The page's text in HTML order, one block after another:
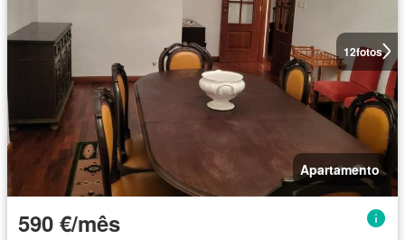
12fotos
Apartamento
590 €/mês